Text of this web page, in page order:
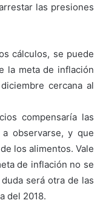
las presiones
cálculos, se puede
la meta de inflación
cercana al
compensaría las
observarse, y que
los alimentos. Vale
de inflación no se
será otra de las
del 2018.